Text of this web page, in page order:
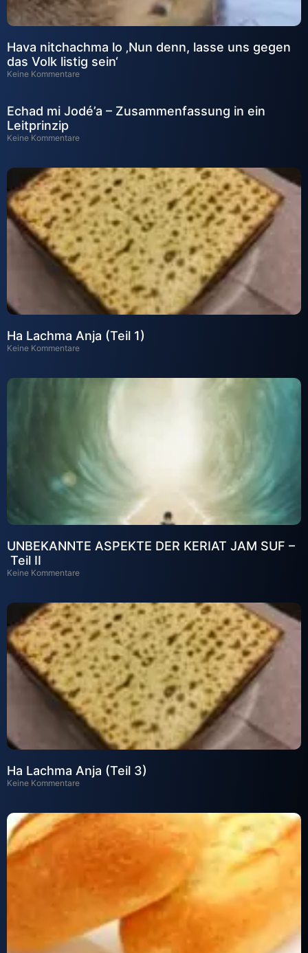
Hava nitchachma lo ‚Nun denn, lasse uns gegen
das Volk listig sein‘
Keine Kommentare
Echad mi Jodé’a – Zusammenfassung in ein
Leitprinzip
Keine Kommentare
Ha Lachma Anja (Teil 1)
Keine Kommentare
UNBEKANNTE ASPEKTE DER KERIAT JAM SUF –
Teil II
Keine Kommentare
Ha Lachma Anja (Teil 3)
Keine Kommentare